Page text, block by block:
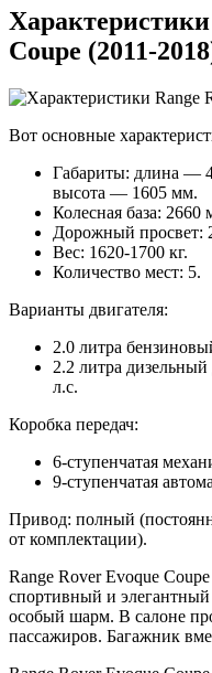
Coupe (2011-
Вот основные
Габариты: длина —
высота — 1605 мм.
Колесная база: 2660
Дорожный просвет:
Вес: 1620-1700 кг.
Количество мест: 5.
Варианты двигателя:
2.0 литра
2.2 литра
л.с.
Коробка передач:
6-ступенчатая
9-ступенчатая
Привод: полный
от комплектации).
Range Rover Evoque
спортивный и
особый шарм. В салоне
пассажиров. Багажник